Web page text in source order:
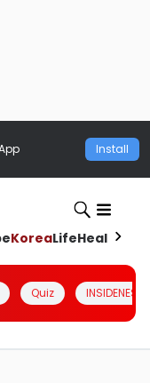
Install
KoreaLifeHealth
Quiz INSIDENESIA